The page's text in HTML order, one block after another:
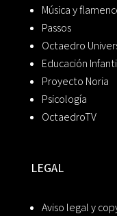
Música y
Passos
Octaedro
Educación
Proyecto Noria
Psicología
OctaedroTV
LEGAL
Aviso legal y